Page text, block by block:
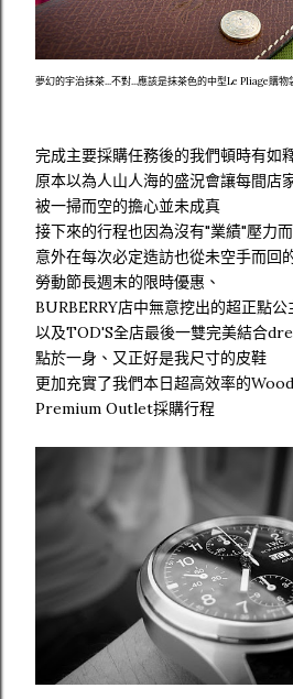
夢幻的宇治抹茶...不對...應該是抹茶色的中型Le Pliage購物
完成主要採購任務後的我們頓時有如
原本以為人山人海的盛況會讓每間店
被一掃而空的擔心並未成真
接下來的行程也因為沒有"業績"壓力
意外在每次必定造訪也從未空手而回
勞動節長週末的限時優惠、
BURBERRY店中無意挖出的超正點
以及TOD'S全店最後一雙完美結合
點於一身、又正好是我尺寸的皮鞋
更加充實了我們本日超高效率的
Premium Outlet採購行程